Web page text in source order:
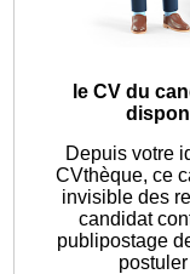
le CV du
Depuis votre
CVthèque, ce
invisible des
candidat
publipostage